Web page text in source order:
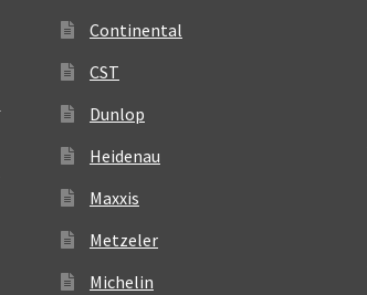
Continental
CST
Dunlop
Heidenau
Maxxis
Metzeler
Michelin